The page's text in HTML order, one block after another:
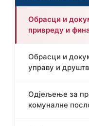
Обрасци и
привреду и
Обрасци и
управу и
Одјељење за
комуналне